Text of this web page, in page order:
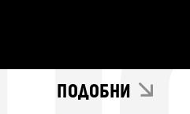
ПОДОБНИ